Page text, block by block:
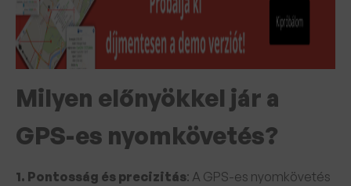
Milyen előnyökkel jár a
GPS-es nyomkövetés?
1. Pontosság és precizitás: A GPS-es nyomkövetés